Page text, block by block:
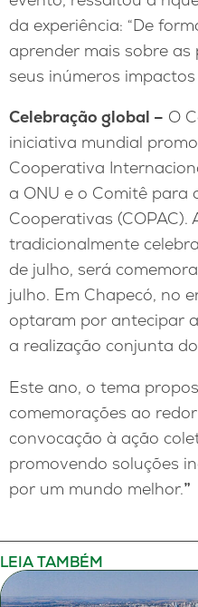
da experiência: “De
aprender mais sobre
seus inúmeros
Celebração global – O
iniciativa mundial
Cooperativa
a ONU e o Comitê para
Cooperativas (COPAC).
tradicionalmente
de julho, será
julho. Em Chapecó, no
optaram por antecipar
a realização conjunta
Este ano, o tema
comemorações ao
convocação à ação
promovendo soluções
por um mundo melhor.”
LEIA TAMBÉM